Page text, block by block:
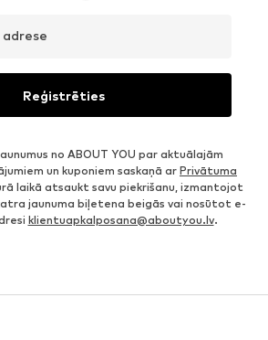
Reģistrēties
no ABOUT YOU par aktuālajām
un kuponiem saskaņā ar Privātuma
laikā atsaukt savu piekrišanu, izmantojot
jaunuma biļetena beigās vai nosūtot e-
klientuapkalposana@aboutyou.lv.